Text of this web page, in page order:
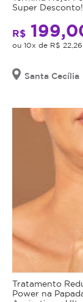
Super Desconto!
R$
ou 10x de R$
Santa Cecília
Tratamento
Power na